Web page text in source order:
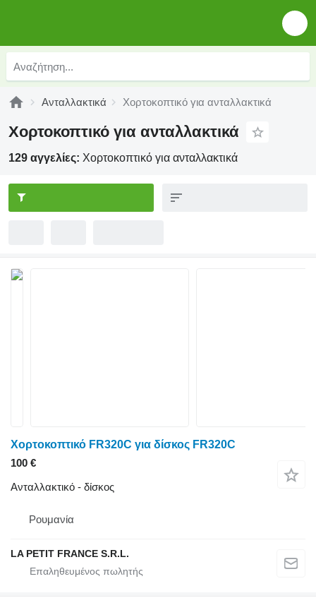
Ανταλλακτικά Χορτοκοπτικό για ανταλλακτικά
Χορτοκοπτικό για ανταλλακτικά
129 αγγελίες: Χορτοκοπτικό για ανταλλακτικά
Χορτοκοπτικό FR320C για δίσκος FR320C
100 €
Ανταλλακτικό - δίσκος
Ρουμανία
LA PETIT FRANCE S.R.L.